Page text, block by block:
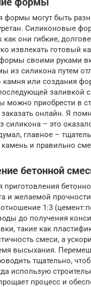
формы могут быть
Силиконовые
как они гибкие,
извлекать готовый
формы своими руками
из силикона путем
камня или создания
заливкой
можно приобрести в
заказать онлайн. Я
силикона – это
главное –
и правильно
бетонной
приготовления
и желаемой
1:3
до получения
такие как
смеси, а
высыхания.
тщательно,
использую
процесс и